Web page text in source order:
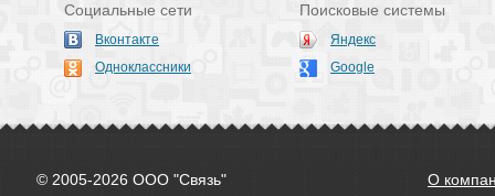
Социальные сети
Вконтакте
Одноклассники
Поисковые системы
Яндекс
Google
© 2005-2026 ООО "Связь"
О